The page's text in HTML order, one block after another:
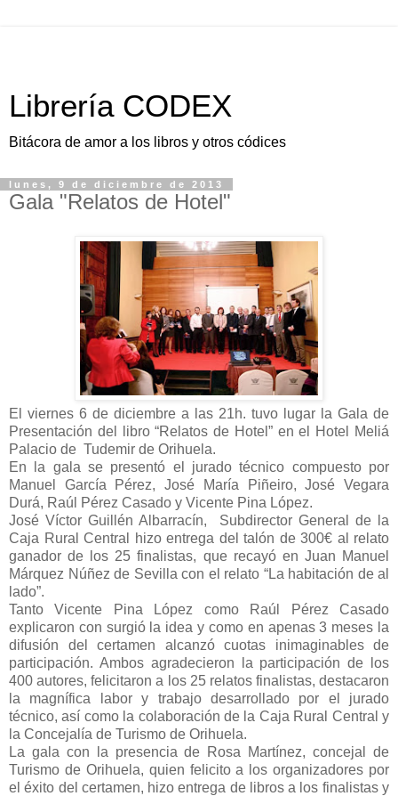
Librería CODEX
Bitácora de amor a los libros y otros códices
lunes, 9 de diciembre de 2013
Gala "Relatos de Hotel"
El viernes 6 de diciembre a las 21h. tuvo lugar la Gala de
Presentación del libro “Relatos de Hotel” en el Hotel Meliá
Palacio de Tudemir de Orihuela.
En la gala se presentó el jurado técnico compuesto por
Manuel García Pérez, José María Piñeiro, José Vegara
Durá, Raúl Pérez Casado y Vicente Pina López.
José Víctor Guillén Albarracín, Subdirector General de la
Caja Rural Central hizo entrega del talón de 300€ al relato
ganador de los 25 finalistas, que recayó en Juan Manuel
Márquez Núñez de Sevilla con el relato “La habitación de al
lado”.
Tanto Vicente Pina López como Raúl Pérez Casado
explicaron con surgió la idea y como en apenas 3 meses la
difusión del certamen alcanzó cuotas inimaginables de
participación. Ambos agradecieron la participación de los
400 autores, felicitaron a los 25 relatos finalistas, destacaron
la magnífica labor y trabajo desarrollado por el jurado
técnico, así como la colaboración de la Caja Rural Central y
la Concejalía de Turismo de Orihuela.
La gala con la presencia de Rosa Martínez, concejal de
Turismo de Orihuela, quien felicito a los organizadores por
el éxito del certamen, hizo entrega de libros a los finalistas y